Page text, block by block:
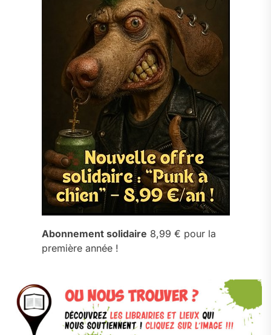
Abonnement solidaire 8,99 € pour la
première année !